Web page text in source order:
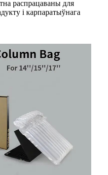
распрацаваны для
і карпаратыўнага